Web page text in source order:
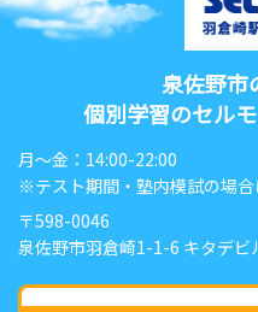
泉佐野市
個別学習のセル
月〜金：14:00-22:00
※テスト期間・塾内模試の場
〒598-0046
泉佐野市羽倉崎1-1-6 キタデビ